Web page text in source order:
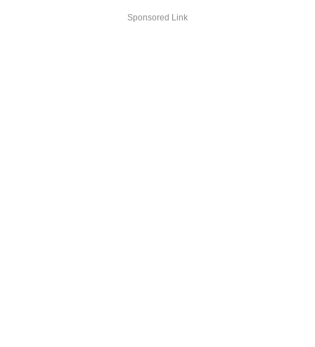
Sponsored Link